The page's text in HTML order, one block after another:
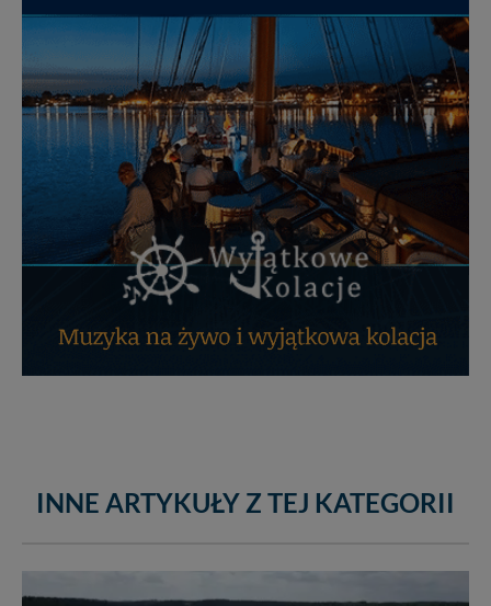
INNE ARTYKUŁY Z TEJ KATEGORII